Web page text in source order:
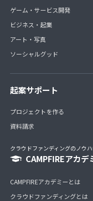
ゲーム・サービス開発
ビジネス・起業
アート・写真
ソーシャルグッド
起案サポート
プロジェクトを作る
資料請求
クラウドファンディングのノウ
CAMPFIREアカデ
CAMPFIREアカデミーとは
クラウドファンディングとは